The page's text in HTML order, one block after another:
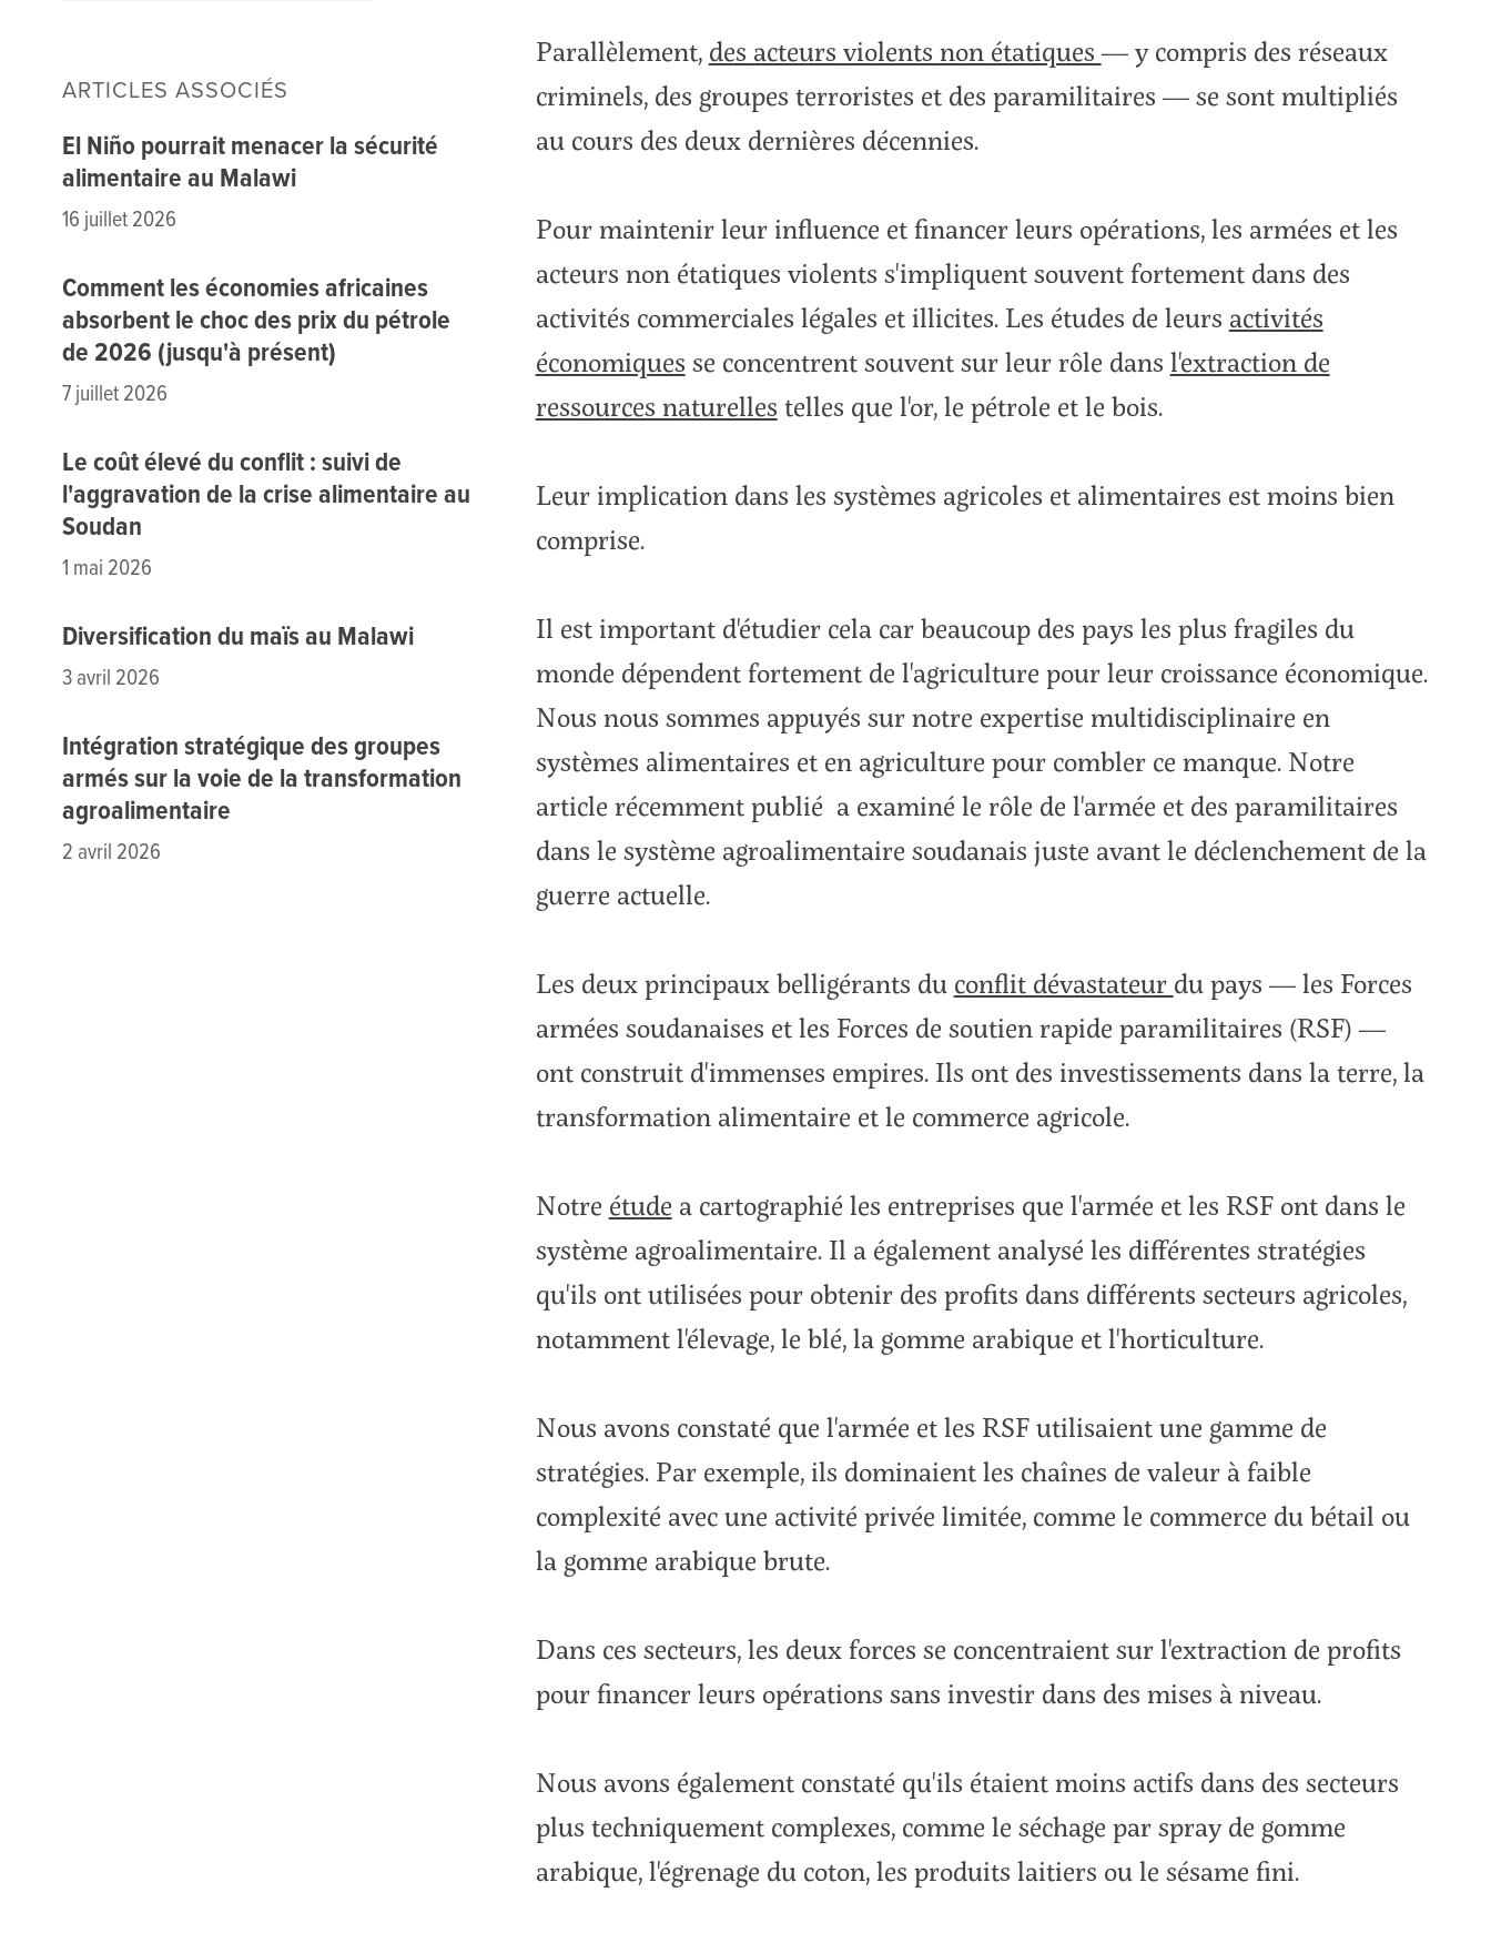
ARTICLES ASSOCIÉS
El Niño pourrait menacer la sécurité
alimentaire au Malawi
16 juillet 2026
Comment les économies africaines
absorbent le choc des prix du pétrole
de 2026 (jusqu'à présent)
7 juillet 2026
Le coût élevé du conflit : suivi de
l'aggravation de la crise alimentaire au
Soudan
1 mai 2026
Diversification du maïs au Malawi
3 avril 2026
Intégration stratégique des groupes
armés sur la voie de la transformation
agroalimentaire
2 avril 2026
Parallèlement, des acteurs violents non étatiques — y compris des réseaux
criminels, des groupes terroristes et des paramilitaires — se sont multipliés
au cours des deux dernières décennies.
Pour maintenir leur influence et financer leurs opérations, les armées et les
acteurs non étatiques violents s'impliquent souvent fortement dans des
activités commerciales légales et illicites. Les études de leurs activités
économiques se concentrent souvent sur leur rôle dans l'extraction de
ressources naturelles telles que l'or, le pétrole et le bois.
Leur implication dans les systèmes agricoles et alimentaires est moins bien
comprise.
Il est important d'étudier cela car beaucoup des pays les plus fragiles du
monde dépendent fortement de l'agriculture pour leur croissance économique.
Nous nous sommes appuyés sur notre expertise multidisciplinaire en
systèmes alimentaires et en agriculture pour combler ce manque. Notre
article récemment publié a examiné le rôle de l'armée et des paramilitaires
dans le système agroalimentaire soudanais juste avant le déclenchement de la
guerre actuelle.
Les deux principaux belligérants du conflit dévastateur du pays — les Forces
armées soudanaises et les Forces de soutien rapide paramilitaires (RSF) —
ont construit d'immenses empires. Ils ont des investissements dans la terre, la
transformation alimentaire et le commerce agricole.
Notre étude a cartographié les entreprises que l'armée et les RSF ont dans le
système agroalimentaire. Il a également analysé les différentes stratégies
qu'ils ont utilisées pour obtenir des profits dans différents secteurs agricoles,
notamment l'élevage, le blé, la gomme arabique et l'horticulture.
Nous avons constaté que l'armée et les RSF utilisaient une gamme de
stratégies. Par exemple, ils dominaient les chaînes de valeur à faible
complexité avec une activité privée limitée, comme le commerce du bétail ou
la gomme arabique brute.
Dans ces secteurs, les deux forces se concentraient sur l'extraction de profits
pour financer leurs opérations sans investir dans des mises à niveau.
Nous avons également constaté qu'ils étaient moins actifs dans des secteurs
plus techniquement complexes, comme le séchage par spray de gomme
arabique, l'égrenage du coton, les produits laitiers ou le sésame fini.